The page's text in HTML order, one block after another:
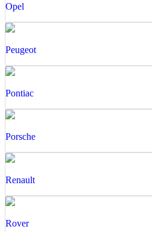
Opel
Peugeot
Pontiac
Porsche
Renault
Rover